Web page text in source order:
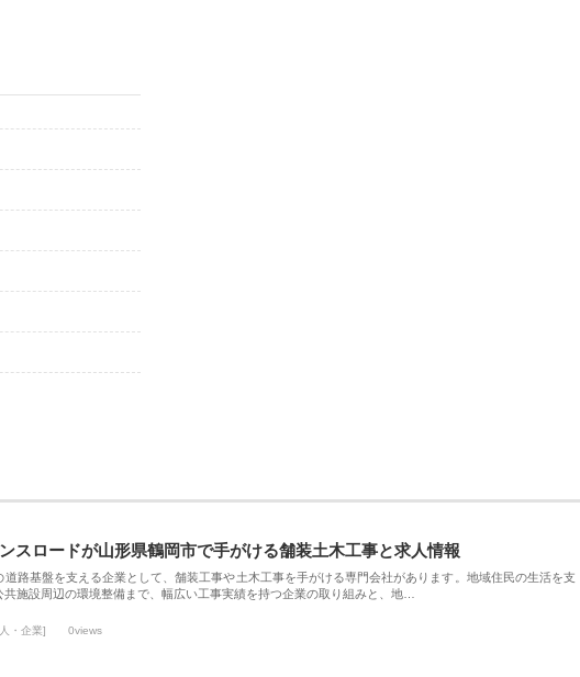
スロードが山形県鶴岡市で手がける舗装土木工事と求人情報
道路基盤を支える企業として、舗装工事や土木工事を手がける専門会社があります。地域住民の生活を支
共施設周辺の環境整備まで、幅広い工事実績を持つ企業の取り組みと、地…
・企業] 0views